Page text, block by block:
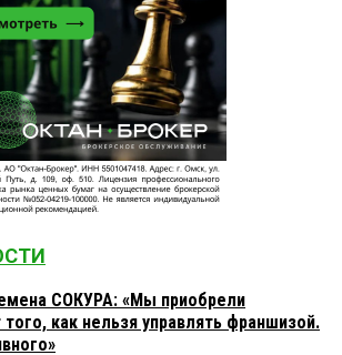
СОКУРА: «Мы приобрели
как нельзя управлять франшизой.